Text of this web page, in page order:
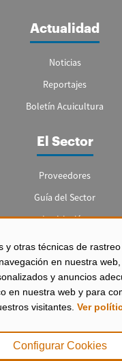
y otras técnicas de
en nuestra
y anuncios
en nuestra web y para
visitantes. Ver
Configurar Cookies
Actualidad
Noticias
Reportajes
Boletín Acuicultura
El Sector
Proveedores
Guía del Sector
Legislación
Empleo
Aviso legal
|
Política de Privacidad